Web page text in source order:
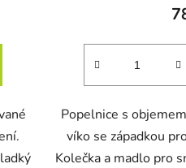
Popelnice s
víko se západkou
Kolečka a madlo pro